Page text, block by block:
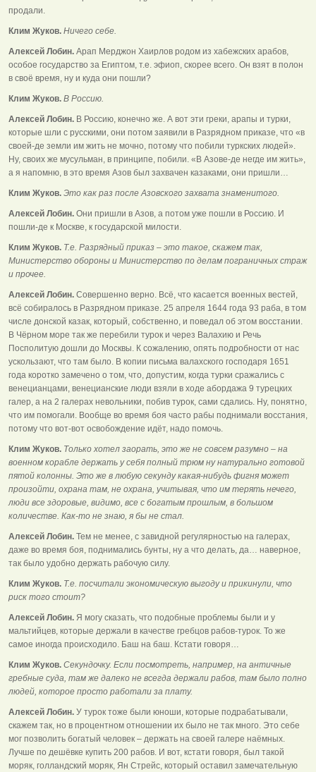
продали.
Клим Жуков. Ничего себе.
Алексей Лобин. Арап Мерджон Хаирлов родом из хабежских арабов,
особое государство за Египтом, т.е. эфиоп, скорее всего. Он взят в полон
в своё время, ну и куда они пошли?
Клим Жуков. В Россию.
Алексей Лобин. В Россию, конечно же. А вот эти греки, арапы и турки,
которые шли с русскими, они потом заявили в Разрядном приказе, что «в
своей-де земли им жить не мочно, потому что побили туркских людей».
Ну, своих же мусульман, в принципе, побили. «В Азове-де негде им жить»,
а я напомню, в это время Азов был захвачен казаками, они пришли…
Клим Жуков. Это как раз после Азовского захвата знаменитого.
Алексей Лобин. Они пришли в Азов, а потом уже пошли в Россию. И
пошли-де к Москве, к государской милости.
Клим Жуков. Т.е. Разрядный приказ – это такое, скажем так,
Министерство обороны и Министерство по делам пограничных страж
и прочее.
Алексей Лобин. Совершенно верно. Всё, что касается военных вестей,
всё собиралось в Разрядном приказе. 25 апреля 1644 года 93 раба, в том
числе донской казак, который, собственно, и поведал об этом восстании.
В Чёрном море так же перебили турок и через Валахию и Речь
Посполитую дошли до Москвы. К сожалению, опять подробности от нас
ускользают, что там было. В копии письма валахского господаря 1651
года коротко замечено о том, что, допустим, когда турки сражались с
венецианцами, венецианские люди взяли в ходе абордажа 9 турецких
галер, а на 2 галерах невольники, побив турок, сами сдались. Ну, понятно,
что им помогали. Вообще во время боя часто рабы поднимали восстания,
потому что вот-вот освобождение идёт, надо помочь.
Клим Жуков. Только хотел заорать, это же не совсем разумно – на
военном корабле держать у себя полный трюм ну натурально готовой
пятой колонны. Это же в любую секунду какая-нибудь фигня может
произойти, охрана там, не охрана, учитывая, что им терять нечего,
люди все здоровые, видимо, все с богатым прошлым, в большом
количестве. Как-то не знаю, я бы не стал.
Алексей Лобин. Тем не менее, с завидной регулярностью на галерах,
даже во время боя, поднимались бунты, ну а что делать, да… наверное,
так было удобно держать рабочую силу.
Клим Жуков. Т.е. посчитали экономическую выгоду и прикинули, что
риск того стоит?
Алексей Лобин. Я могу сказать, что подобные проблемы были и у
мальтийцев, которые держали в качестве гребцов рабов-турок. То же
самое иногда происходило. Баш на баш. Кстати говоря…
Клим Жуков. Секундочку. Если посмотреть, например, на античные
гребные суда, там же далеко не всегда держали рабов, там было полно
людей, которое просто работали за плату.
Алексей Лобин. У турок тоже были юноши, которые подрабатывали,
скажем так, но в процентном отношении их было не так много. Это себе
мог позволить богатый человек – держать на своей галере наёмных.
Лучше по дешёвке купить 200 рабов. И вот, кстати говоря, был такой
моряк, голландский моряк, Ян Стрейс, который оставил замечательную